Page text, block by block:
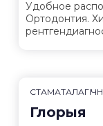
Удобное
Ортодонтия.
Глорыя